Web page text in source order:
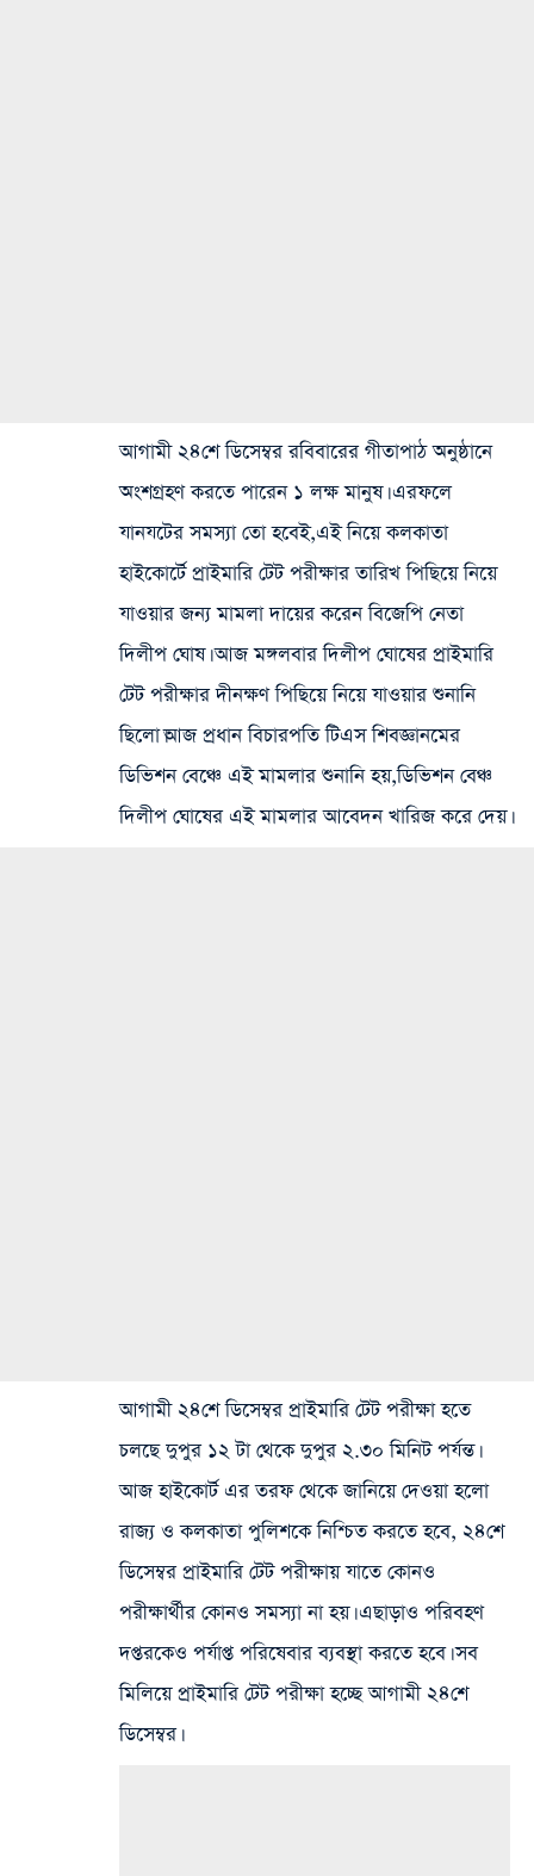
আগামী ২৪শে ডিসেম্বর রবিবারের গীতাপাঠ অনুষ্ঠানে
অংশগ্রহণ করতে পারেন ১ লক্ষ মানুষ। এরফলে
যানযটের সমস্যা তো হবেই,এই নিয়ে কলকাতা
হাইকোর্টে প্রাইমারি টেট পরীক্ষার তারিখ পিছিয়ে নিয়ে
যাওয়ার জন্য মামলা দায়ের করেন বিজেপি নেতা
দিলীপ ঘোষ। আজ মঙ্গলবার দিলীপ ঘোষের প্রাইমারি
টেট পরীক্ষার দীনক্ষণ পিছিয়ে নিয়ে যাওয়ার শুনানি
ছিলো।আজ প্রধান বিচারপতি টিএস শিবজ্ঞানমের
ডিভিশন বেঞ্চে এই মামলার শুনানি হয়,ডিভিশন বেঞ্চ
দিলীপ ঘোষের এই মামলার আবেদন খারিজ করে দেয়।
আগামী ২৪শে ডিসেম্বর প্রাইমারি টেট পরীক্ষা হতে
চলছে দুপুর ১২ টা থেকে দুপুর ২.৩০ মিনিট পর্যন্ত।
আজ হাইকোর্ট এর তরফ থেকে জানিয়ে দেওয়া হলো
রাজ্য ও কলকাতা পুলিশকে নিশ্চিত করতে হবে, ২৪শে
ডিসেম্বর প্রাইমারি টেট পরীক্ষায় যাতে কোনও
পরীক্ষার্থীর কোনও সমস্যা না হয়। এছাড়াও পরিবহণ
দপ্তরকেও পর্যাপ্ত পরিষেবার ব্যবস্থা করতে হবে। সব
মিলিয়ে প্রাইমারি টেট পরীক্ষা হচ্ছে আগামী ২৪শে
ডিসেম্বর।